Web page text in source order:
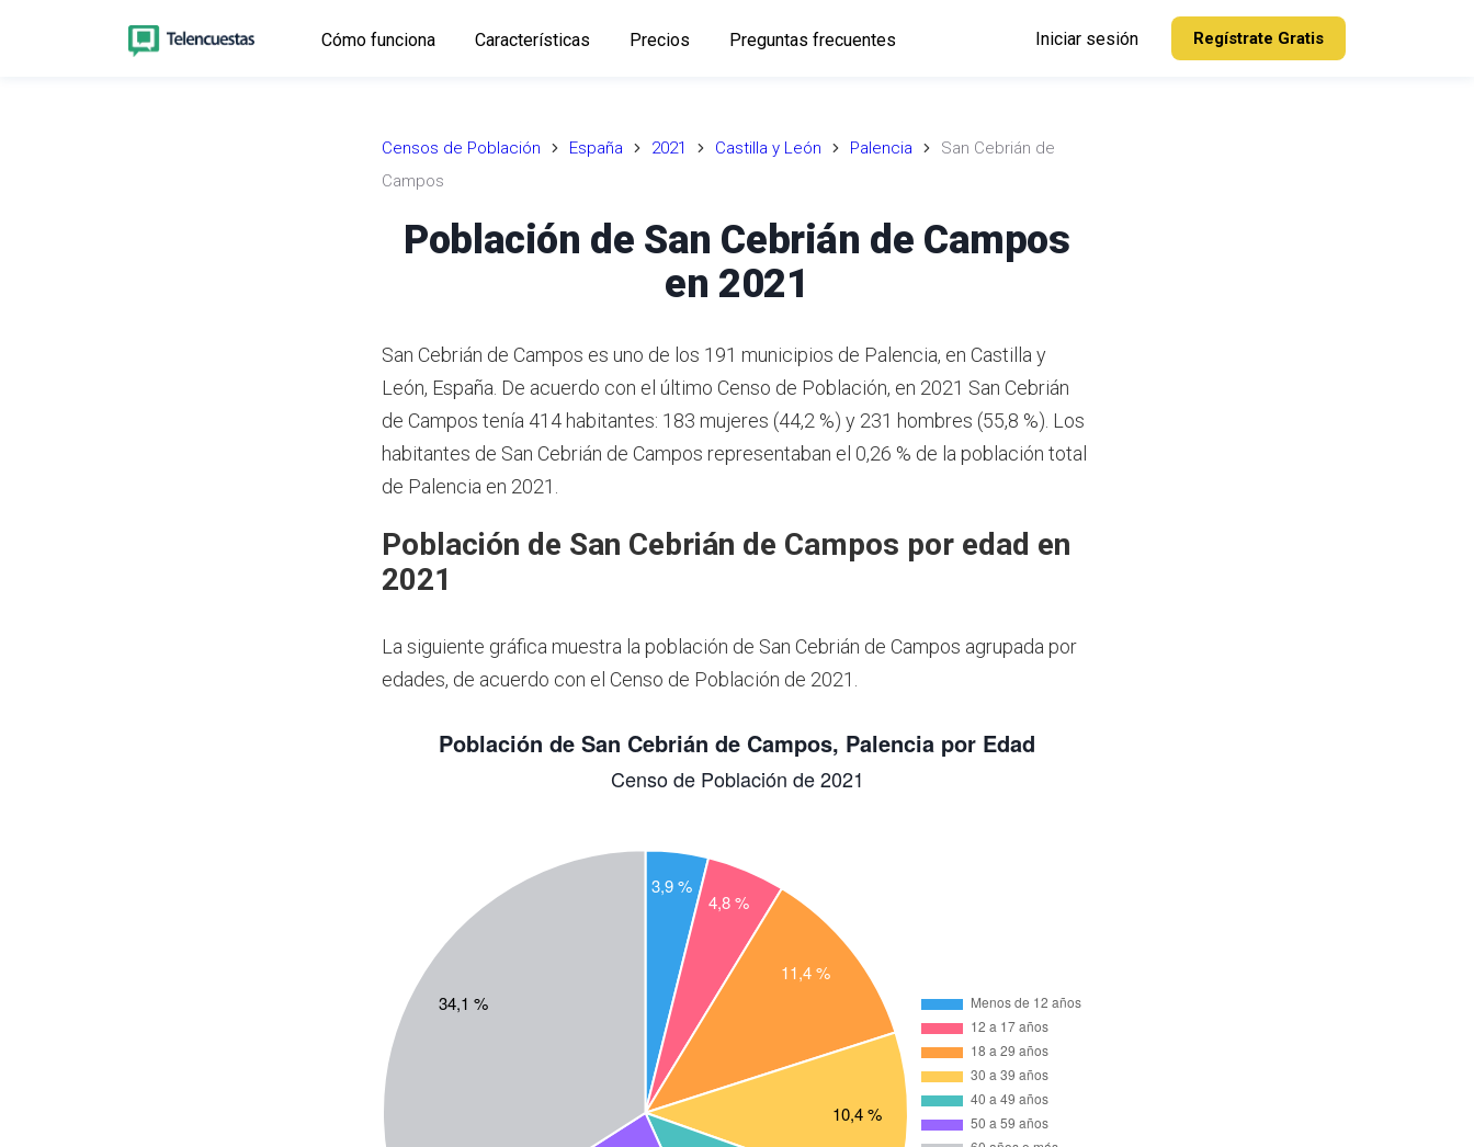
Cómo funciona Características Precios Preguntas frecuentes Iniciar sesión Regístrate Gratis
Censos de Población España 2021 Castilla y León Palencia
San Cebrián de
Campos
Población de San Cebrián de Campos
en 2021
San Cebrián de Campos es uno de los 191 municipios de Palencia, en Castilla y
León, España. De acuerdo con el último Censo de Población, en 2021 San Cebrián
de Campos tenía 414 habitantes: 183 mujeres (44,2 %) y 231 hombres (55,8 %). Los
habitantes de San Cebrián de Campos representaban el 0,26 % de la población total
de Palencia en 2021.
Población de San Cebrián de Campos por edad en
2021
La siguiente gráfica muestra la población de San Cebrián de Campos agrupada por
edades, de acuerdo con el Censo de Población de 2021.